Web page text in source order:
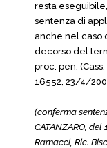
resta
sentenza di
anche nel caso
decorso del
proc. pen. (Cass.
16552, 23/4/
(conferma
CATANZARO,
Ramacci, Ric.